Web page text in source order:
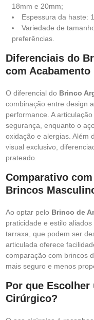
18mm e 20mm;
Espessura da haste:
Variedade de
preferências.
Diferenciais do
com Acabamento
O diferencial do Brinco
combinação entre design
performance. A
segurança, enquanto o
oxidação e alergias. Além
visual exclusivo,
prateado.
Comparativo
Brincos
Ao optar pelo Brinco de
praticidade e estilo
tarraxa, que podem ser
articulada oferece
comparação com brincos
mais seguro e menos
Por que
Cirúrgico?